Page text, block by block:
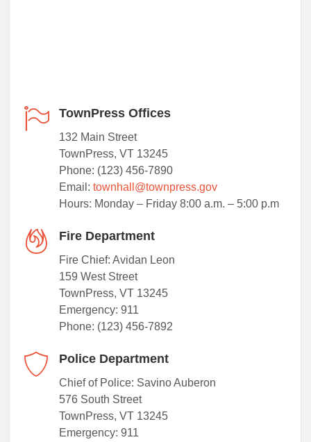
TownPress Offices
132 Main Street
TownPress, VT 13245
Phone: (123) 456-7890
Email: townhall@townpress.gov
Hours: Monday – Friday 8:00 a.m. – 5:00 p.m
Fire Department
Fire Chief: Avidan Leon
159 West Street
TownPress, VT 13245
Emergency: 911
Phone: (123) 456-7892
Police Department
Chief of Police: Savino Auberon
576 South Street
TownPress, VT 13245
Emergency: 911